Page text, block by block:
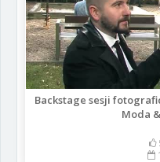
Backstage sesji
Moda